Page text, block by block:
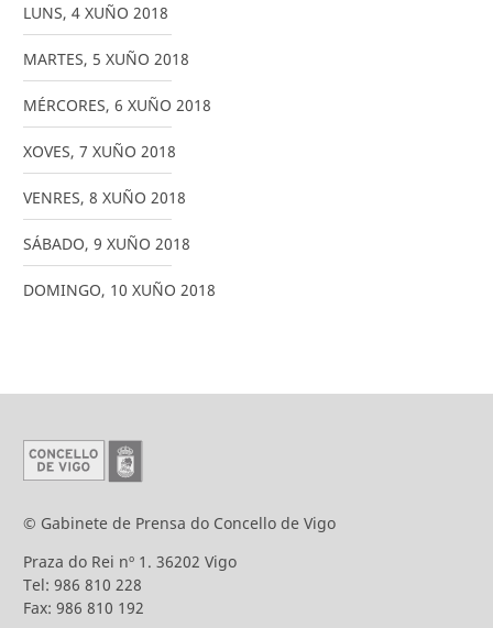
LUNS, 4 XUÑO 2018
MARTES, 5 XUÑO 2018
MÉRCORES, 6 XUÑO 2018
XOVES, 7 XUÑO 2018
VENRES, 8 XUÑO 2018
SÁBADO, 9 XUÑO 2018
DOMINGO, 10 XUÑO 2018
© Gabinete de Prensa do Concello de Vigo
Praza do Rei nº 1. 36202 Vigo
Tel: 986 810 228
Fax: 986 810 192